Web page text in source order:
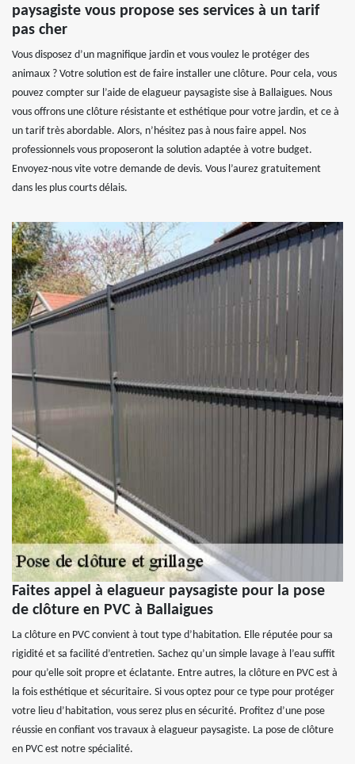
paysagiste vous propose ses services à un tarif
pas cher
Vous disposez d’un magnifique jardin et vous voulez le protéger des
animaux ? Votre solution est de faire installer une clôture. Pour cela, vous
pouvez compter sur l’aide de elagueur paysagiste sise à Ballaigues. Nous
vous offrons une clôture résistante et esthétique pour votre jardin, et ce à
un tarif très abordable. Alors, n’hésitez pas à nous faire appel. Nos
professionnels vous proposeront la solution adaptée à votre budget.
Envoyez-nous vite votre demande de devis. Vous l’aurez gratuitement
dans les plus courts délais.
Faites appel à elagueur paysagiste pour la pose
de clôture en PVC à Ballaigues
La clôture en PVC convient à tout type d’habitation. Elle réputée pour sa
rigidité et sa facilité d’entretien. Sachez qu’un simple lavage à l’eau suffit
pour qu’elle soit propre et éclatante. Entre autres, la clôture en PVC est à
la fois esthétique et sécuritaire. Si vous optez pour ce type pour protéger
votre lieu d’habitation, vous serez plus en sécurité. Profitez d’une pose
réussie en confiant vos travaux à elagueur paysagiste. La pose de clôture
en PVC est notre spécialité.